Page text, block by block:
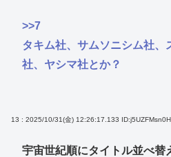
>>7
タキム社、サムソニシム社、
社、ヤシマ社とか？
13 : 2025/10/31(金) 12:26:17.133
宇宙世紀順にタイトル並べ替